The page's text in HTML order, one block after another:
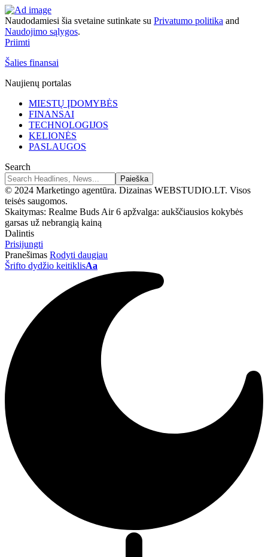
Naudodamiesi šia svetaine sutinkate su Privatumo politika and
Naudojimo sąlygos.
Priimti
Šalies finansai
Naujienų portalas
MIESTŲ ĮDOMYBĖS
FINANSAI
TECHNOLOGIJOS
KELIONĖS
PASLAUGOS
Search
© 2024 Marketingo agentūra. Dizainas WEBSTUDIO.LT. Visos
teisės saugomos.
Skaitymas: Realme Buds Air 6 apžvalga: aukščiausios kokybės
garsas už nebrangią kainą
Dalintis
Prisijungti
Pranešimas Rodyti daugiau
Šrifto dydžio keitiklisAa